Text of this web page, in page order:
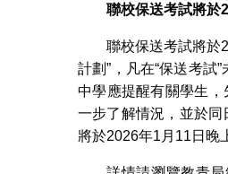
聯校保送考試將於
聯校保送考試將於
計劃”，凡在“保送考試
中學應提醒有關學生，
一步了解情況，並於同
將於2026年1月11日晚